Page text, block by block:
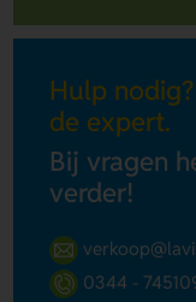
Hulp
de expert.
Bij vragen
verder!
0344 -